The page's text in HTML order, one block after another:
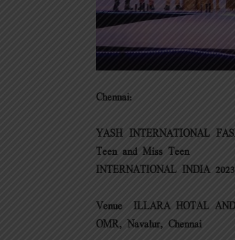
Chennai:
YASH INTERNATIONAL
Teen and Miss Teen
INTERNATIONAL INDIA 2023
Venue – ILLARA HOTAL
OMR, Navalur, Chennai